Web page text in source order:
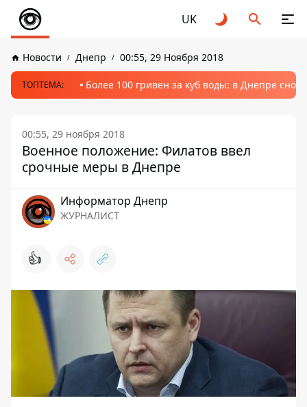
UK
Новости Днепр 00:55, 29 Ноября 2018
ТОПТЕМА: Более 100 гривен за куб воды: в Днепре
00:55, 29 ноября 2018
Военное положение: Филатов ввел
срочные меры в Днепре
Информатор Днепр
ЖУРНАЛИСТ
👍